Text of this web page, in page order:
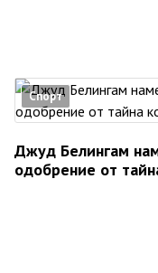
Спорт
Джуд Белингам
одобрение от